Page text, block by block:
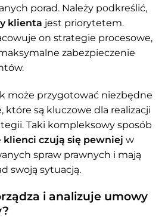
porad. Należy podkreślić,
klienta jest priorytetem.
on strategie procesowe,
zabezpieczenie
może przygotować niezbędne
są kluczowe dla realizacji
Taki kompleksowy sposób
klienci czują się pewniej w
spraw prawnych i mają
swoją sytuacją.
i analizuje umowy